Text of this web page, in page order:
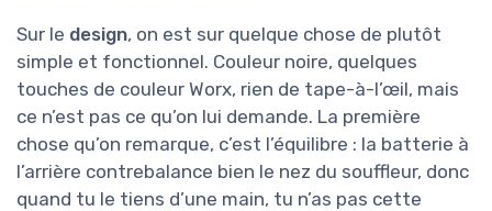
Sur le design, on est sur quelque chose de plutôt
simple et fonctionnel. Couleur noire, quelques
touches de couleur Worx, rien de tape-à-l’œil, mais
ce n’est pas ce qu’on lui demande. La première
chose qu’on remarque, c’est l’équilibre : la batterie à
l’arrière contrebalance bien le nez du souffleur, donc
quand tu le tiens d’une main, tu n’as pas cette